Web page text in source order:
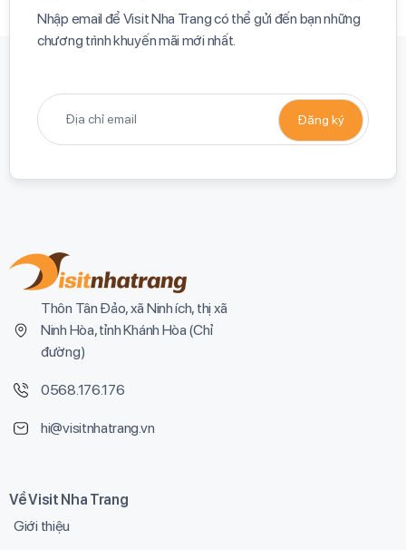
Nhập email để Visit Nha Trang có thể gửi đến bạn những
chương trình khuyến mãi mới nhất.​
Thôn Tân Đảo, xã Ninh ích, thị xã
Ninh Hòa, tỉnh Khánh Hòa (Chỉ
đường)
0568.176.176
hi@visitnhatrang.vn
Về Visit Nha Trang
Giới thiệu